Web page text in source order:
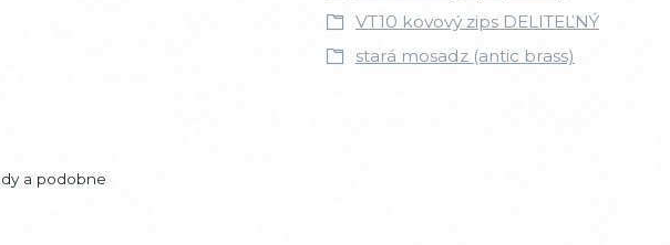
a podobne
VT10 kovový zips DELITEĽNÝ
stará mosadz (antic brass)